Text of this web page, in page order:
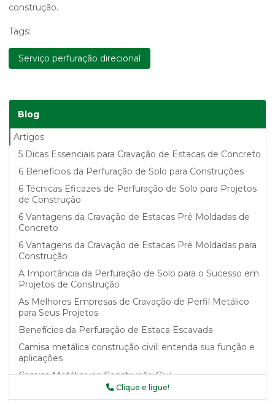
construção.
Tags:
Serviço perfuração direcional
Blog
Artigos
5 Dicas Essenciais para Cravação de Estacas de Concreto
6 Benefícios da Perfuração de Solo para Construções
6 Técnicas Eficazes de Perfuração de Solo para Projetos
de Construção
6 Vantagens da Cravação de Estacas Pré Moldadas de
Concreto
6 Vantagens da Cravação de Estacas Pré Moldadas para
Construção
A Importância da Perfuração de Solo para o Sucesso em
Projetos de Construção
As Melhores Empresas de Cravação de Perfil Metálico
para Seus Projetos
Benefícios da Perfuração de Estaca Escavada
Camisa metálica construção civil: entenda sua função e
aplicações
Camisa Metálica na Construção Civil
Camisa metálica na construção civil como garantia de
Clique e ligue!